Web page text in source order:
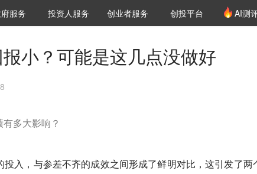
市之窗
服务 VClub投资机构库
投资机构职位推介
投资人服务 创投氪堂
创业者服务 创投平台 AI测
小？可能是这几点没做好
多大影响？
入，与参差不齐的成效之间形成了鲜明对比，这引发了两